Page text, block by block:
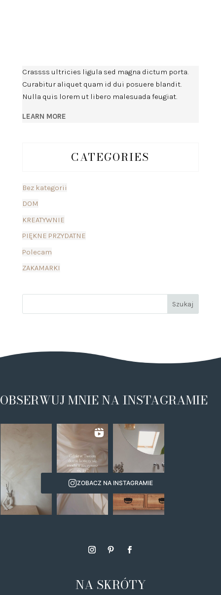
Crassss ultricies ligula sed magna dictum porta.
Curabitur aliquet quam id dui posuere blandit.
Nulla quis lorem ut libero malesuada feugiat.
LEARN MORE
CATEGORIES
Bez kategorii
DOM
KREATYWNIE
PIĘKNE PRZYDATNE
Polecam
ZAKAMARKI
OBSERWUJ MNIE NA INSTAGRAMIE
ZOBACZ NA INSTAGRAMIE
NA SKRÓTY